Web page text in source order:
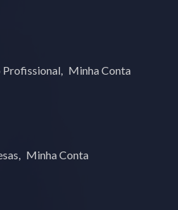
Profissional Minha Conta
Minha Conta